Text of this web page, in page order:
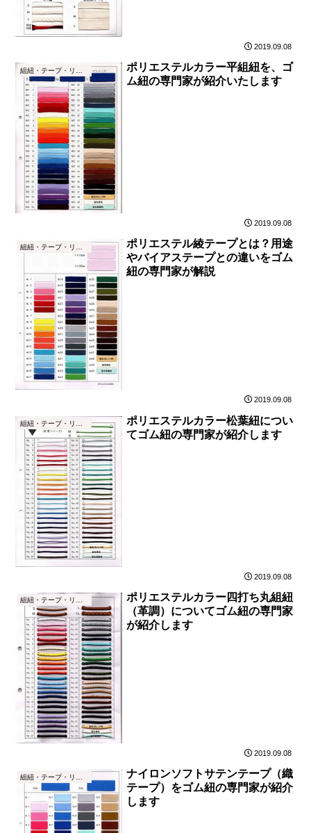
2019.09.08
ポリエステルカラー平組紐を、ゴ
ム紐の専門家が紹介いたします
2019.09.08
ポリエステル綾テープとは？用途
やバイアステープとの違いをゴム
紐の専門家が解説
2019.09.08
ポリエステルカラー松葉紐につい
てゴム紐の専門家が紹介します
2019.09.08
組紐・テープ・リボン
ポリエステルカラー四打ち丸組紐
（革調）についてゴム紐の専門家
が紹介します
2019.09.08
ナイロンソフトサテンテープ（織
テープ）をゴム紐の専門家が紹介
します